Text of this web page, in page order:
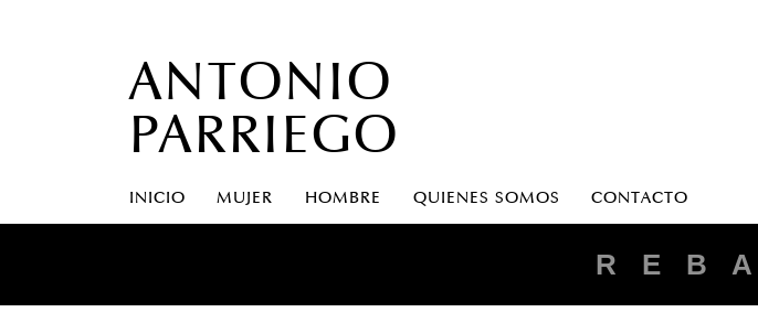
ANTONIO
PARRIEGO
INICIO MUJER HOMBRE QUIENES SOMOS CONTACTO
R E B